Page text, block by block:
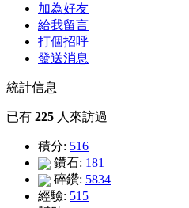
加為好友
給我留言
打個招呼
發送消息
統計信息
已有 225 人來訪過
積分: 516
鑽石: 181
碎鑽: 5834
經驗: 515